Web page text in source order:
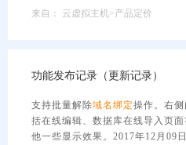
来自： 云虚拟主机>产品定价
功能发布记录（更新记录）
支持批量解除域名 绑定操作。右
括在线编辑、数据库在线导入页
他一些显示效果。2017年12月09